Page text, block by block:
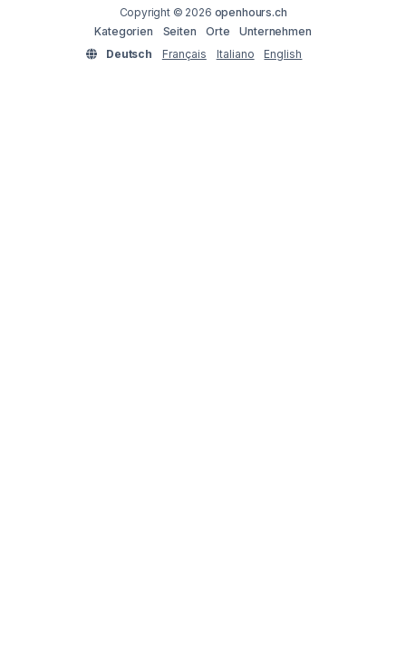
Copyright © 2026 openhours.ch
Kategorien
Seiten Orte
Unternehmen
Deutsch
Français Italiano English